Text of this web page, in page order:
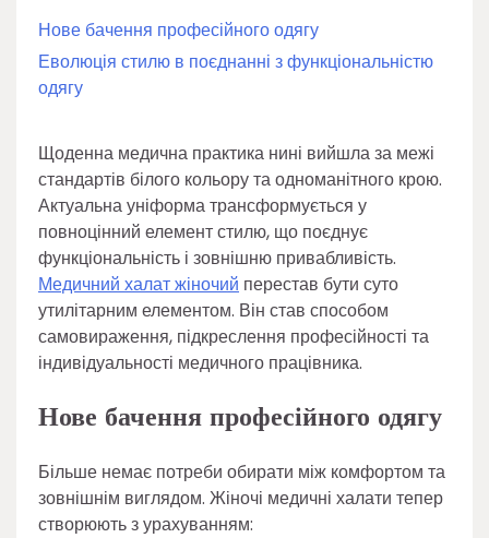
Нове бачення професійного одягу
Еволюція стилю в поєднанні з функціональністю
одягу
Щоденна медична практика нині вийшла за межі
стандартів білого кольору та одноманітного крою.
Актуальна уніформа трансформується у
повноцінний елемент стилю, що поєднує
функціональність і зовнішню привабливість.
Медичний халат жіночий перестав бути суто
утилітарним елементом. Він став способом
самовираження, підкреслення професійності та
індивідуальності медичного працівника.
Нове бачення професійного одягу
Більше немає потреби обирати між комфортом та
зовнішнім виглядом. Жіночі медичні халати тепер
створюють з урахуванням: